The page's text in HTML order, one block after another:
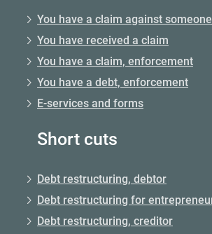
You have a claim against someone
You have received a claim
You have a claim, enforcement
You have a debt, enforcement
E-services and forms
Short cuts
Debt restructuring, debtor
Debt restructuring for
Debt restructuring, creditor